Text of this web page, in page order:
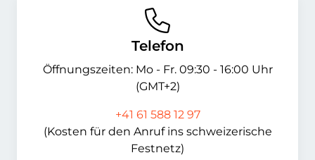
Telefon
Öffnungszeiten: Mo - Fr. 09:30 - 16:00 Uhr
(GMT+2)
+41 61 588 12 97
(Kosten für den Anruf ins schweizerische
Festnetz)